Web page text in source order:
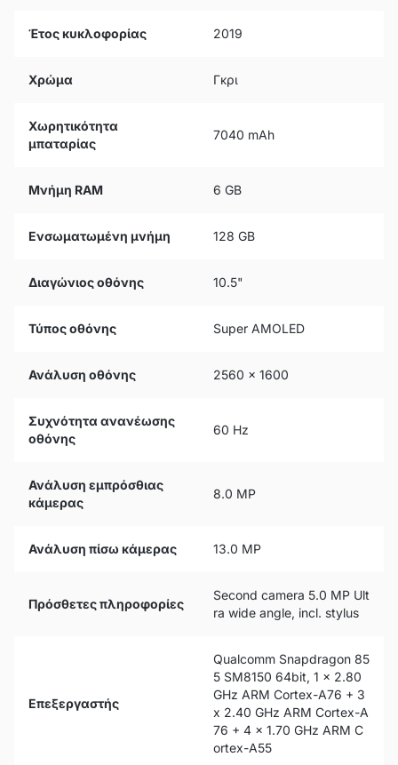
Έτος κυκλοφορίας 2019
Χρώμα Γκρι
Χωρητικότητα
μπαταρίας
7040 mAh
Μνήμη RAM 6 GB
Ενσωματωμένη μνήμη 128 GB
Διαγώνιος οθόνης 10.5"
Τύπος οθόνης Super AMOLED
Ανάλυση οθόνης 2560 x 1600
Συχνότητα ανανέωσης
οθόνης
60 Hz
Ανάλυση εμπρόσθιας
κάμερας
8.0 MP
Ανάλυση πίσω κάμερας 13.0 MP
Πρόσθετες πληροφορίες
Second camera 5.0 MP Ult
ra wide angle, incl. stylus
Επεξεργαστής
Qualcomm Snapdragon 85
5 SM8150 64bit, 1 x 2.80
GHz ARM Cortex-A76 + 3
x 2.40 GHz ARM Cortex-A
76 + 4 x 1.70 GHz ARM C
ortex-A55